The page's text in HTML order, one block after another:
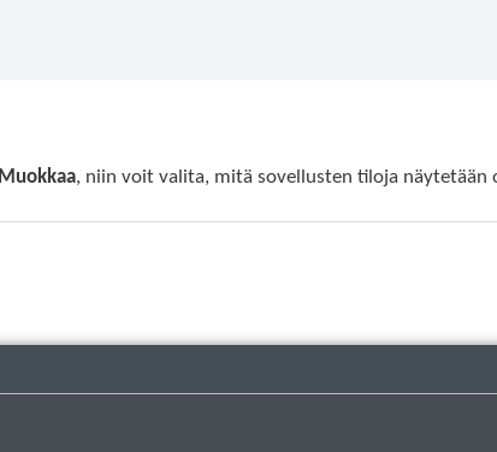
Muokkaa, niin voit valita, mitä sovellusten tiloja näytetään